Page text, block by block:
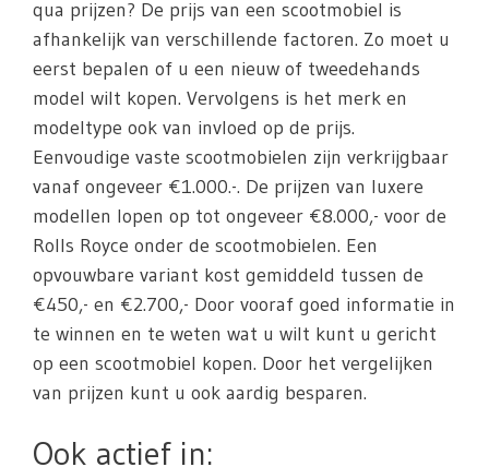
qua prijzen? De prijs van een scootmobiel is
afhankelijk van verschillende factoren. Zo moet u
eerst bepalen of u een nieuw of tweedehands
model wilt kopen. Vervolgens is het merk en
modeltype ook van invloed op de prijs.
Eenvoudige vaste scootmobielen zijn verkrijgbaar
vanaf ongeveer €1.000.-. De prijzen van luxere
modellen lopen op tot ongeveer €8.000,- voor de
Rolls Royce onder de scootmobielen. Een
opvouwbare variant kost gemiddeld tussen de
€450,- en €2.700,- Door vooraf goed informatie in
te winnen en te weten wat u wilt kunt u gericht
op een scootmobiel kopen. Door het vergelijken
van prijzen kunt u ook aardig besparen.
Ook actief in: